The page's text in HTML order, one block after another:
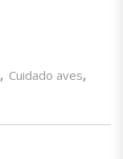
, Cuidado aves,